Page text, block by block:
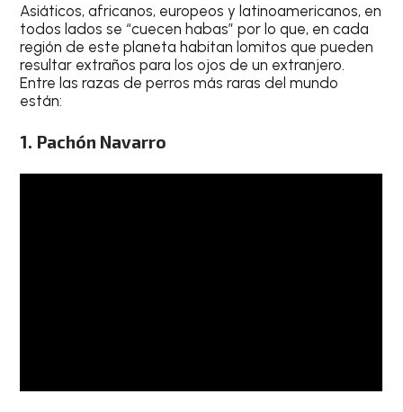
Asiáticos, africanos, europeos y latinoamericanos, en
todos lados se “cuecen habas” por lo que, en cada
región de este planeta habitan lomitos que pueden
resultar extraños para los ojos de un extranjero.
Entre las razas de perros más raras del mundo
están:
1. Pachón Navarro